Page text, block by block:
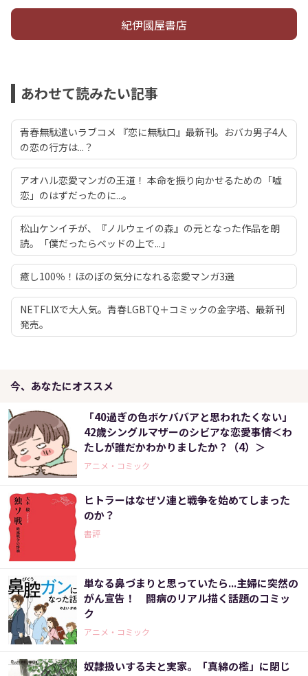
紀伊國屋書店
あわせて読みたい記事
青春無駄遣いラブコメ 『恋に無駄口』最新刊。おバカ男子4人
の恋の行方は...？
アオハル恋愛マンガの王道！ 本命を振り向かせるための「嘘
恋」のはずだったのに...。
松山ケンイチが、『ノルウェイの森』の元となった作品を朗
読。「僕だったらベッドの上で...」
癒し100％！ほのぼの気分になれる恋愛マンガ3選
NETFLIXで大人気。青春LGBTQ＋コミックの金字塔、最新刊
発売。
今、あなたにオススメ
「40過ぎの色ボケババアと思われたくない」
42歳シングルマザーのシビアな恋愛事情＜わ
たしが誰だかわかりましたか？（4）＞
アニメ・コミック
ヒトラーはなぜソ連と戦争を始めてしまった
のか？
書評
単なる鼻づまりと思っていたら...主婦に突然の
がん宣告！ 闘病のリアル描く話題のコミッ
ク
アニメ・コミック
奴隷扱いする夫と実家。「真綿の檻」に閉じ